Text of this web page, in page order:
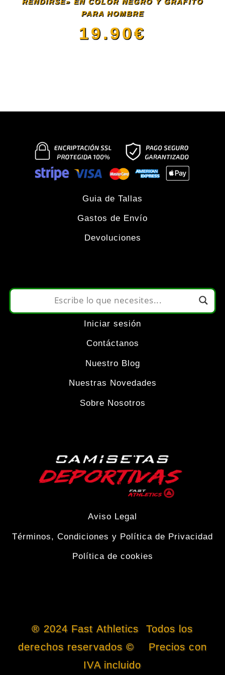
pueden
elegir
de
producto
PARA HOMBRE
19.90€
múltiples
variantes.
Las
opciones
pueden
elegir
en
la
página
Guia de Tallas
Gastos de Envío
Devoluciones
Iniciar sesión
Contáctanos
Nuestro Blog
Nuestras Novedades
Sobre Nosotros
Aviso Legal
Términos, Condiciones y Política de Privacidad
Política de cookies
® 2024 Fast Athletics Todos los
derechos reservados © Precios con
IVA incluido